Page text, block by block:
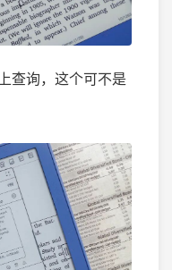
查询，这个可不是